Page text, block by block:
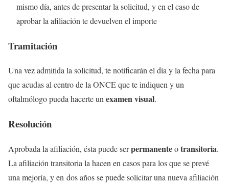
mismo día, antes de presentar la solicitud, y en el caso de
aprobar la afiliación te devuelven el importe
Tramitación
Una vez admitida la solicitud, te notificarán el día y la fecha para
que acudas al centro de la ONCE que te indiquen y un
oftalmólogo pueda hacerte unexamen visual.
Resolución
Aprobada la afiliación, ésta puede serpermanenteotransitoria.
La afiliación transitoria la hacen en casos para los que se prevé
una mejoría, y en dos años se puede solicitar una nueva afiliación